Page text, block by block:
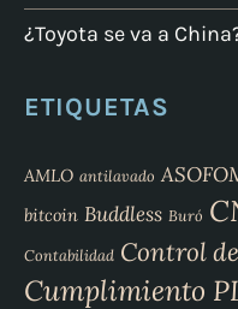
¿Toyota se va a
ETIQUETAS
AMLO antilavado
bitcoin Buddless Buró
Contabilidad Control
Cumplimiento